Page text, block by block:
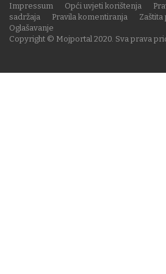
Copyright © Mojportal 2020. Sva prava
Impressum Opći uvjeti korištenja
sadržaja
Pravila komentiranja
Oglašavanje